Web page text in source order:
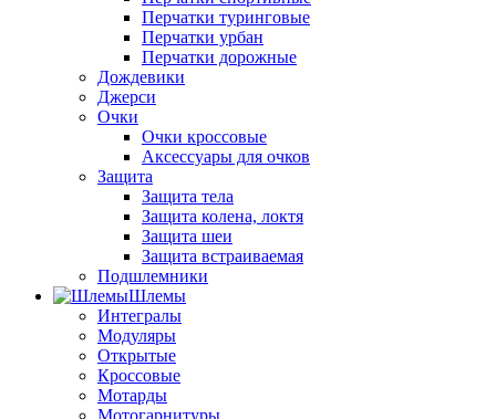
Перчатки туринговые
Перчатки урбан
Перчатки дорожные
Дождевики
Джерси
Очки
Очки кроссовые
Аксессуары для очков
Защита
Защита тела
Защита колена, локтя
Защита шеи
Защита встраиваемая
Подшлемники
Шлемы
Интегралы
Модуляры
Открытые
Кроссовые
Мотарды
Мотогарнитуры